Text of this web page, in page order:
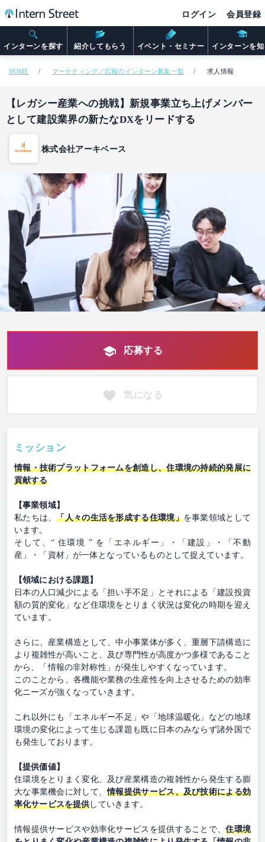
インターンを探す 紹介してもらう イベント・セミナー インターンを
ログイン 会員登録
HOME マーケティング／広報のインターン募集一覧 求人情報
【レガシー産業への挑戦】新規事業立ち上げメンバー
として建設業界の新たなDXをリードする
株式会社アーキベース
応募する
気になる
ミッション
情報・技術プラットフォームを創造し、住環境の持続的発展に
貢献する
【事業領域】
私たちは、「人々の生活を形成する住環境」を事業領域として
います。
そして、“ 住環境 ” を「エネルギー」・「建設」・「不動
産」・「資材」が一体となっているものとして捉えています。
【領域における課題】
日本の人口減少による「担い手不足」とそれによる「建設投資
額の質的変化」など住環境をとりまく状況は変化の時期を迎え
ています。
さらに、産業構造として、中小事業体が多く、重層下請構造に
より複雑性が高いこと、及び専門性が高度かつ多様であること
から、「情報の非対称性」が発生しやすくなっています。
このことから、各機能や業務の生産性を向上させるための効率
化ニーズが強くなっていきます。
これ以外にも「エネルギー不足」や「地球温暖化」などの地球
環境の変化によって生じる課題も既に日本のみならず諸外国で
も発生しております。
【提供価値】
住環境をとりまく変化、及び産業構造の複雑性から発生する膨
大な事業機会に対して、情報提供サービス、及び技術による効
率化サービスを提供 していきます。
情報提供サービスや効率化サービスを提供することで、住環境